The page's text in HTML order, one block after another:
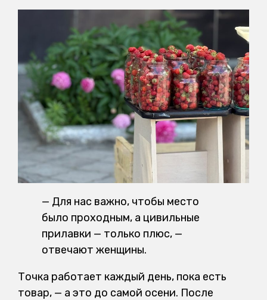
— Для нас важно, чтобы место
было проходным, а цивильные
прилавки — только плюс, —
отвечают женщины.
Точка работает каждый день, пока есть
товар, — а это до самой осени. После